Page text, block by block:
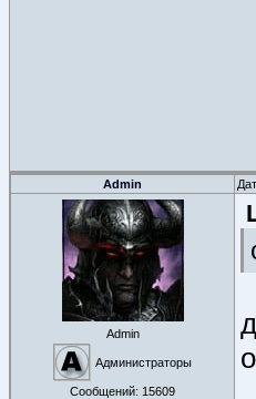
Admin
Admin
Администраторы
Сообщений: 15609